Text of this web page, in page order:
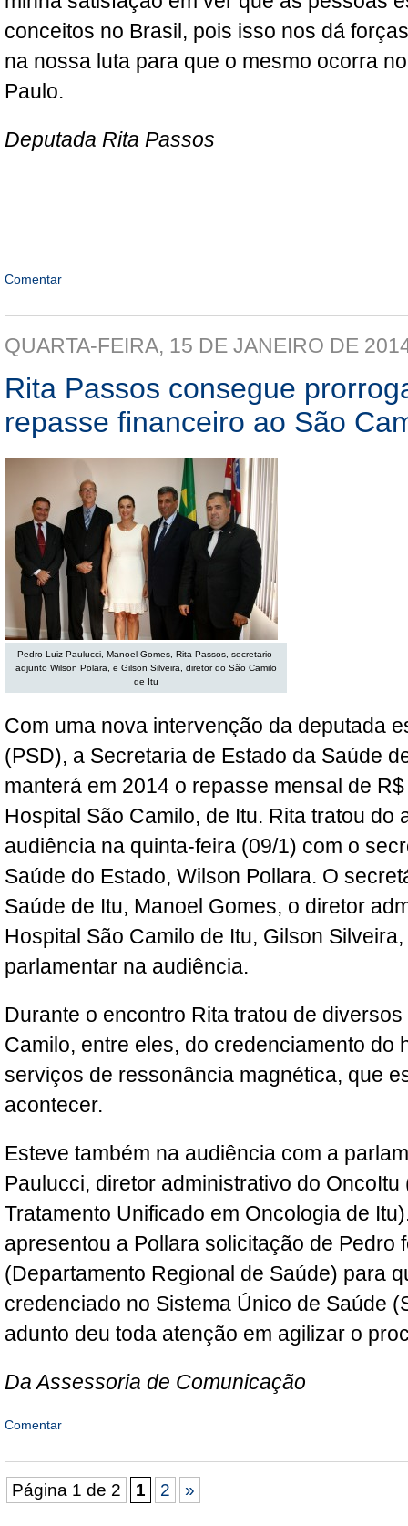
conceitos no Brasil, pois isso nos dá
na nossa luta para que o mesmo ocorra
Paulo.
Deputada Rita Passos
Comentar
QUARTA-FEIRA, 15 DE JANEIRO DE
Rita Passos consegue
repasse financeiro ao São
Pedro Luiz Paulucci, Manoel Gomes, Rita Passos, secretario-
adjunto Wilson Polara, e Gilson Silveira, diretor do São Camilo
de Itu
Com uma nova intervenção da deputada
(PSD), a Secretaria de Estado da Saúde
manterá em 2014 o repasse mensal de
Hospital São Camilo, de Itu. Rita tratou do
audiência na quinta-feira (09/1) com o
Saúde do Estado, Wilson Pollara. O
Saúde de Itu, Manoel Gomes, o diretor
Hospital São Camilo de Itu, Gilson
parlamentar na audiência.
Durante o encontro Rita tratou de
Camilo, entre eles, do credenciamento do
serviços de ressonância magnética, que
acontecer.
Esteve também na audiência com a
Paulucci, diretor administrativo do OncoItu
Tratamento Unificado em Oncologia de
apresentou a Pollara solicitação de Pedro
(Departamento Regional de Saúde) para
credenciado no Sistema Único de Saúde
adunto deu toda atenção em agilizar o
Da Assessoria de Comunicação
Comentar
Página 1 de 2 1 2 »